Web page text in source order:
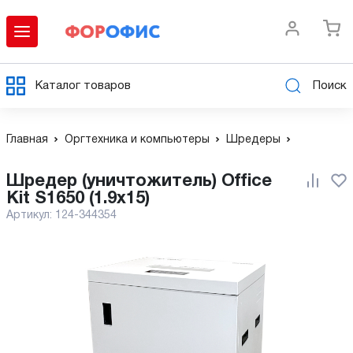
Каталог товаров Поиск
Главная Оргтехника и компьютеры Шредеры
Шредер (уничтожитель) Office
Kit S1650 (1.9x15)
Артикул: 124-344354